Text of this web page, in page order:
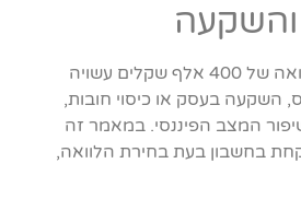
בעידן שבו הצרכים הפיננסיים משתנים במהירות והזדמנויות ההשקעה מתרחבות, הלוואה של 400 אלף שקלים עשויה
השקעה בעסק או כיסוי חובות,
המצב הפיננסי. במאמר זה
בחשבון בעת בחירת הלוואה,